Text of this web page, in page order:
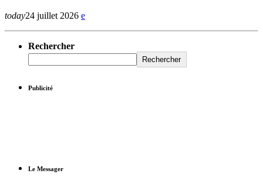
today24 juillet 2026
Rechercher
Rechercher
Publicité
Le Messager